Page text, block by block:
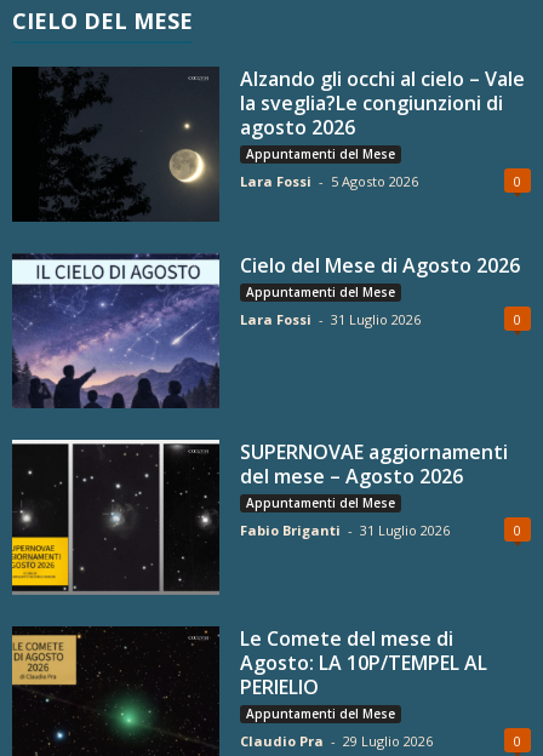
CIELO DEL MESE
Alzando gli occhi al cielo – Vale
la sveglia?Le congiunzioni di
agosto 2026
Appuntamenti del Mese
Lara Fossi - 5 Agosto 2026 0
Cielo del Mese di Agosto 2026
Appuntamenti del Mese
Lara Fossi - 31 Luglio 2026 0
SUPERNOVAE aggiornamenti
del mese – Agosto 2026
Appuntamenti del Mese
Fabio Briganti - 31 Luglio 2026 0
Le Comete del mese di
Agosto: LA 10P/TEMPEL AL
PERIELIO
Appuntamenti del Mese
Claudio Pra - 29 Luglio 2026 0